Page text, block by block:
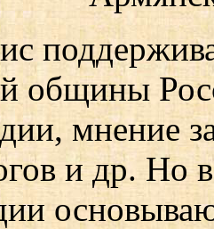
общины
мнение
и др. Но